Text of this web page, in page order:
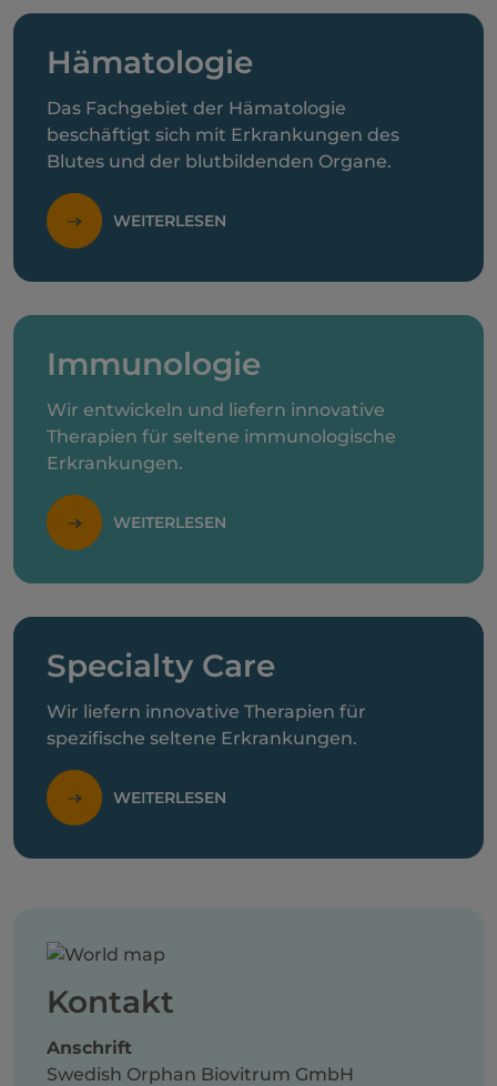
Hämatologie
Das Fachgebiet der Hämatologie
beschäftigt sich mit Erkrankungen des
Blutes und der blutbildenden Organe.
WEITERLESEN
Immunologie
Wir entwickeln und liefern innovative
Therapien für seltene immunologische
Erkrankungen.
WEITERLESEN
Specialty Care
Wir liefern innovative Therapien für
spezifische seltene Erkrankungen.
WEITERLESEN
Kontakt
Anschrift
Swedish Orphan Biovitrum GmbH